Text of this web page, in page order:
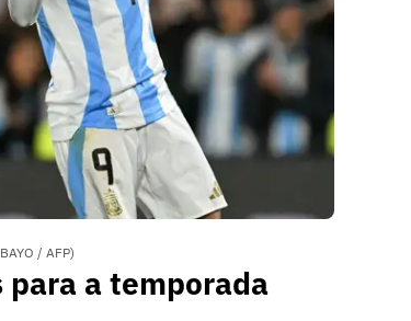
/ AFP)
para a temporada